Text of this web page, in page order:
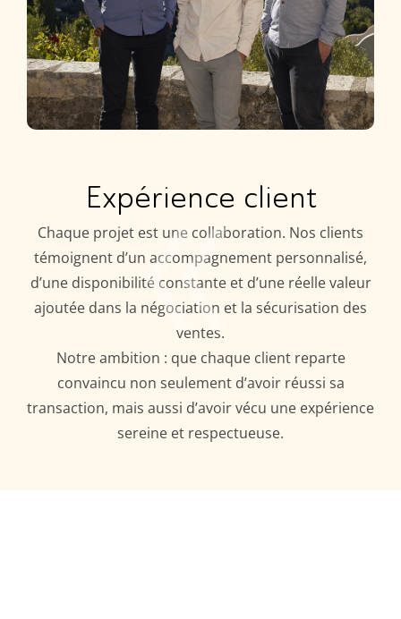
Expérience client
«
Chaque projet est une collaboration. Nos clients
témoignent d’un accompagnement personnalisé,
d’une disponibilité constante et d’une réelle valeur
ajoutée dans la négociation et la sécurisation des
ventes.
Notre ambition : que chaque client reparte
convaincu non seulement d’avoir réussi sa
transaction, mais aussi d’avoir vécu une expérience
sereine et respectueuse.